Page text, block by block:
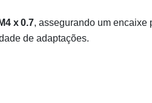
M4 x 0.7, assegurando um encaixe
de adaptações.